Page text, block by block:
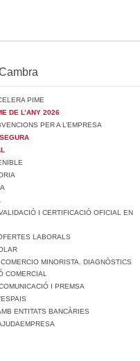
PIME
DE L’ANY 2026
PER A L’EMPRESA
I CERTIFICACIÓ OFICIAL EN
LABORALS
MINORISTA. DIAGNÒSTICS
COMERCIAL
I PREMSA
ENTITATS BANCÀRIES